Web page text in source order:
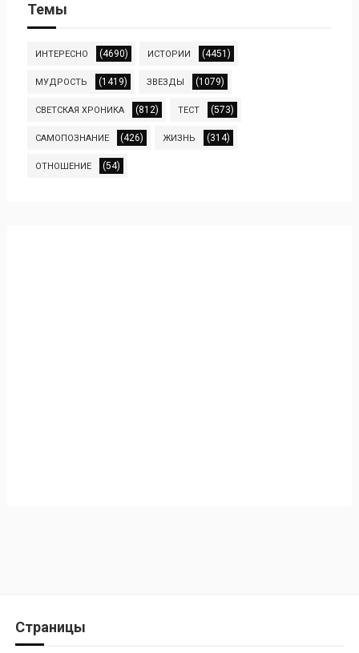
Темы
ИНТЕРЕСНО (4690) ИСТОРИИ (4451)
МУДРОСТЬ (1419) ЗВЕЗДЫ (1079)
СВЕТСКАЯ ХРОНИКА (812) ТЕСТ (573)
САМОПОЗНАНИЕ (426) ЖИЗНЬ (314)
ОТНОШЕНИЕ (54)
Страницы